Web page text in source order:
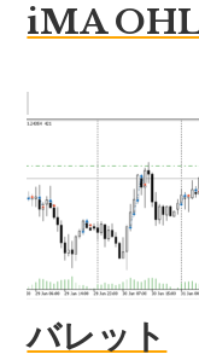
iMA
バレット